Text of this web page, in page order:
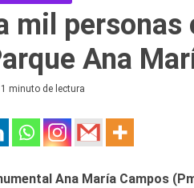
mil personas
Ana
1 minuto de lectura
Ana María Campos